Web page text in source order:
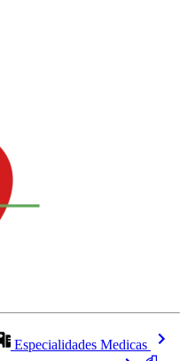
Especialidades Medicas